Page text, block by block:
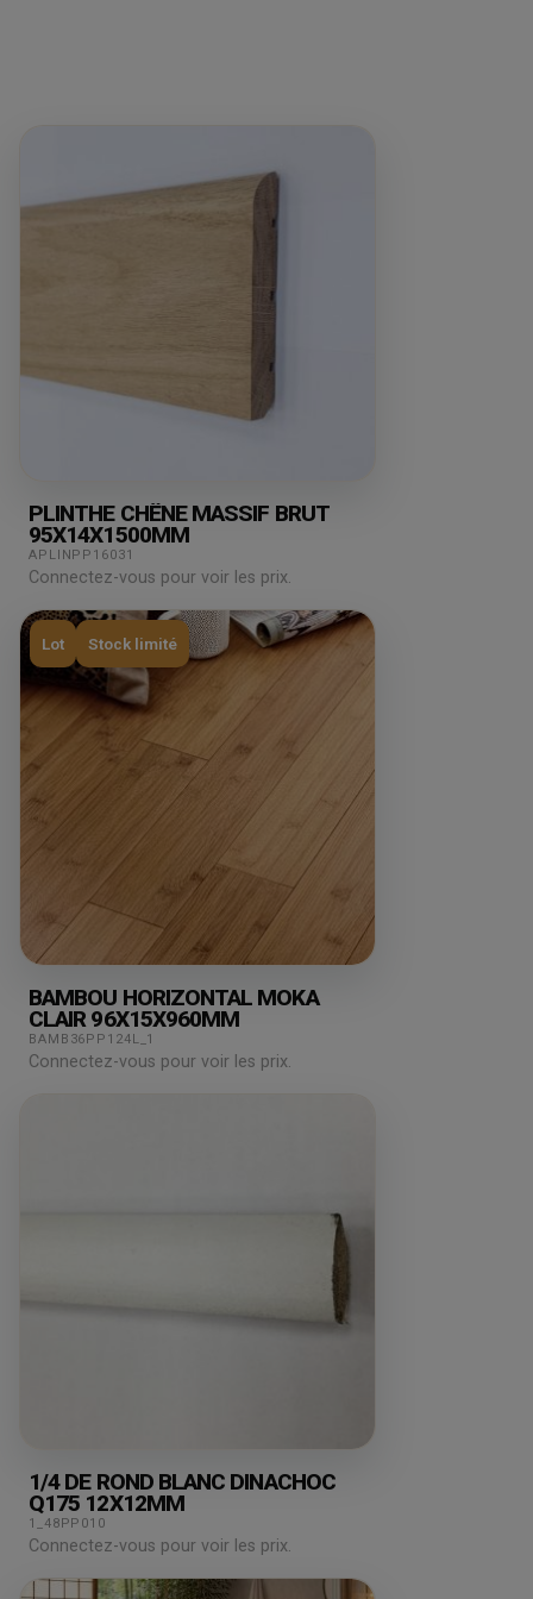
PLINTHE CHÊNE MASSIF BRUT
95X14X1500MM
APLINPP16031
Connectez-vous pour voir les prix.
Lot Stock limité
BAMBOU HORIZONTAL MOKA
CLAIR 96X15X960MM
BAMB36PP124L_1
Connectez-vous pour voir les prix.
1/4 DE ROND BLANC DINACHOC
Q175 12X12MM
1_48PP010
Connectez-vous pour voir les prix.